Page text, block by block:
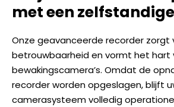
met een
Onze geavanceerde recorder zorgt
betrouwbaarheid en vormt het hart
bewakingscamera’s. Omdat de
recorder worden opgeslagen, blijft
camerasysteem volledig